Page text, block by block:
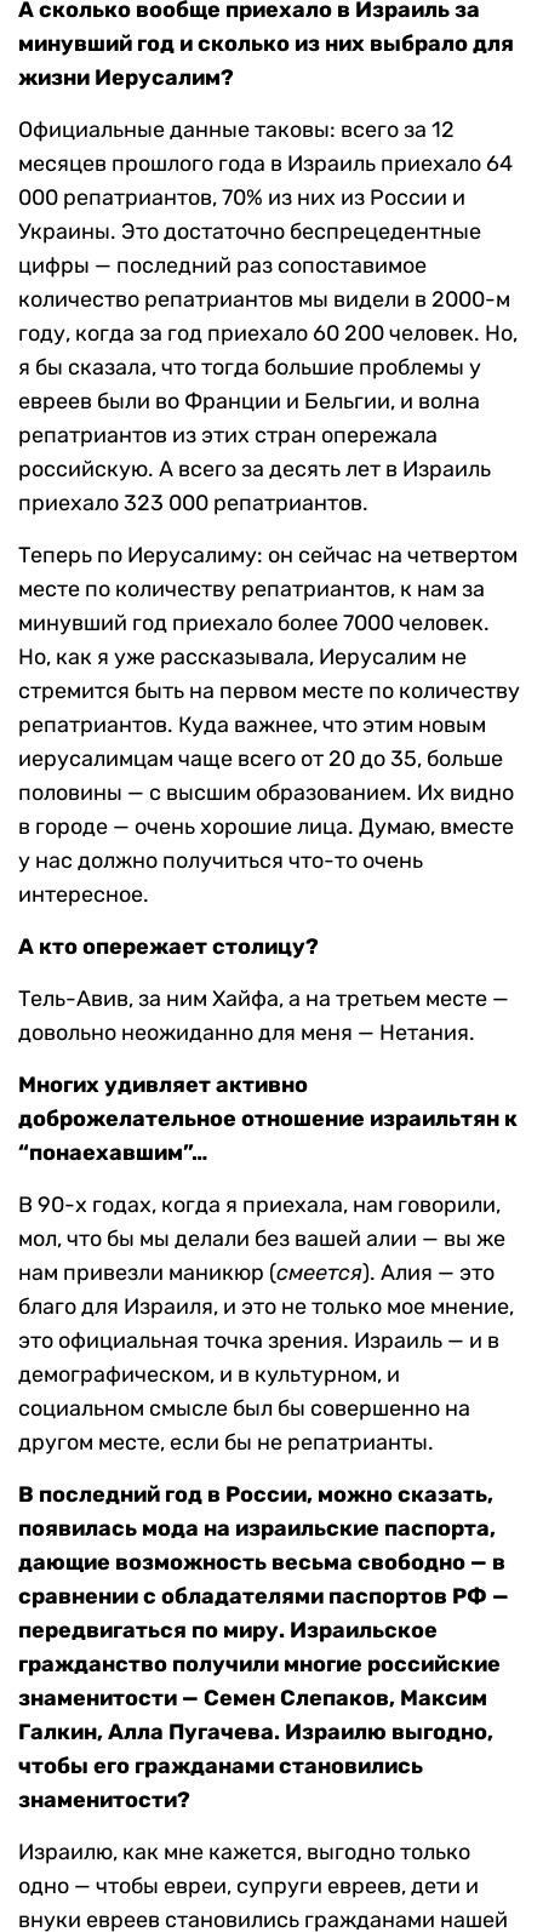
А сколько вообще приехало в Израиль за
минувший год и сколько из них выбрало для
жизни Иерусалим?
Официальные данные таковы: всего за 12
месяцев прошлого года в Израиль приехало 64
000 репатриантов, 70% из них из России и
Украины. Это достаточно беспрецедентные
цифры — последний раз сопоставимое
количество репатриантов мы видели в 2000-м
году, когда за год приехало 60 200 человек. Но,
я бы сказала, что тогда большие проблемы у
евреев были во Франции и Бельгии, и волна
репатриантов из этих стран опережала
российскую. А всего за десять лет в Израиль
приехало 323 000 репатриантов.
Теперь по Иерусалиму: он сейчас на четвертом
месте по количеству репатриантов, к нам за
минувший год приехало более 7000 человек.
Но, как я уже рассказывала, Иерусалим не
стремится быть на первом месте по количеству
репатриантов. Куда важнее, что этим новым
иерусалимцам чаще всего от 20 до 35, больше
половины — с высшим образованием. Их видно
в городе — очень хорошие лица. Думаю, вместе
у нас должно получиться что-то очень
интересное.
А кто опережает столицу?
Тель-Авив, за ним Хайфа, а на третьем месте —
довольно неожиданно для меня — Нетания.
Многих удивляет активно
доброжелательное отношение израильтян к
“понаехавшим”…
В 90-х годах, когда я приехала, нам говорили,
мол, что бы мы делали без вашей алии — вы же
нам привезли маникюр (смеется). Алия — это
благо для Израиля, и это не только мое мнение,
это официальная точка зрения. Израиль — и в
демографическом, и в культурном, и
социальном смысле был бы совершенно на
другом месте, если бы не репатрианты.
В последний год в России, можно сказать,
появилась мода на израильские паспорта,
дающие возможность весьма свободно — в
сравнении с обладателями паспортов РФ —
передвигаться по миру. Израильское
гражданство получили многие российские
знаменитости — Семен Слепаков, Максим
Галкин, Алла Пугачева. Израилю выгодно,
чтобы его гражданами становились
знаменитости?
Израилю, как мне кажется, выгодно только
одно — чтобы евреи, супруги евреев, дети и
внуки евреев становились гражданами нашей